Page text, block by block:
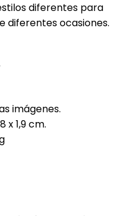
diferentes para
diferentes ocasiones.
imágenes.
x 1,9 cm.